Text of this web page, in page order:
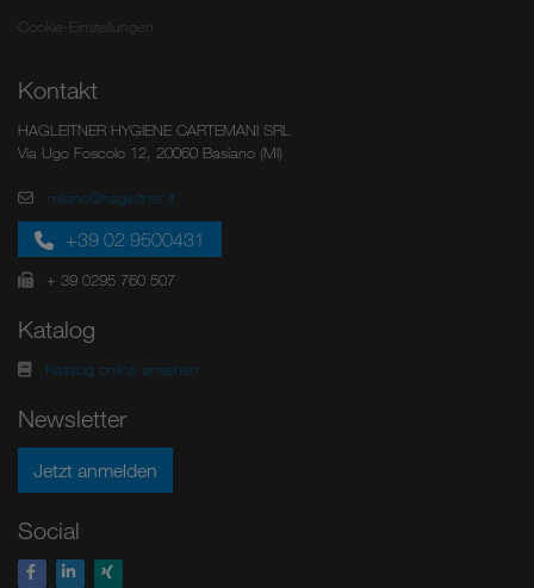
Cookie-Einstellungen
Kontakt
HAGLEITNER HYGIENE CARTEMANI SRL
Via Ugo Foscolo 12, 20060 Basiano (MI)
milano@hagleitner.it
+39 02 9500431
+ 39 0295 760 507
Katalog
Katalog online ansehen
Newsletter
Jetzt anmelden
Social